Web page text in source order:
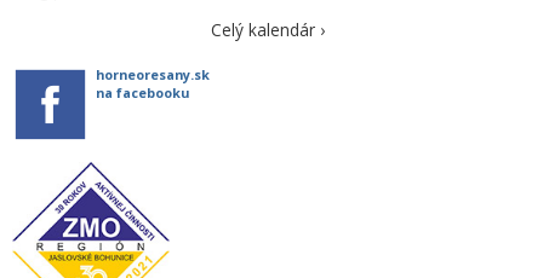
Celý kalendár ›
horneoresany.sk
na facebooku